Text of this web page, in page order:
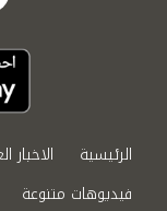
الرئيسية الاخبار
فيديوهات متنوعة